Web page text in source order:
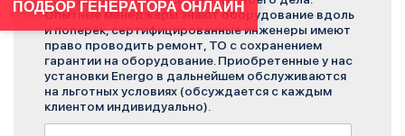
Опытные менеджеры знают оборудование вдоль
и поперёк, сертифицированные инженеры имеют
право проводить ремонт, ТО с сохранением
гарантии на оборудование. Приобретенные у нас
установки Energo в дальнейшем обслуживаются
на льготных условиях (обсуждается с каждым
клиентом индивидуально).
ПОДБОР ГЕНЕРАТОРА ОНЛАЙН